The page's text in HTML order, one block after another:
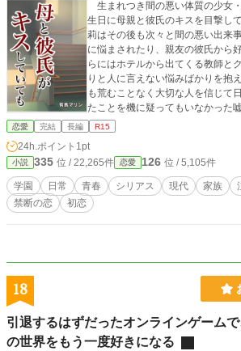
生まれつき間の悪い体質の少女
生日に母親と彼氏のキスを目撃
莉はその後も次々と間の悪い出来
に悩まされたり、親友の彼氏から
らにはホテルから出てくる教師と
りと人に言えない悩みばかりを
も荒むことなく大切な人を信じて
たことを機に疑ってもいなかっ
鈍感な男性に読ませたい！ 誰に
つけていただきありがとうござい
もご感想頂ければと思っておりま
楽しみください！ 【特記事項】 ※この物語はフィクション
です。登場する人物、名称等は実
ん。
恋愛 完結 長編 R15
24h.ポイント 1pt
小説 335 位 / 22,265件 恋愛 126 位 / 5,105件
学園 日常 青春 シリアス 現代 家族
禁断の恋
初恋
18
引退するはずだったオンラインゲーム
の世界をもう一度好きになる